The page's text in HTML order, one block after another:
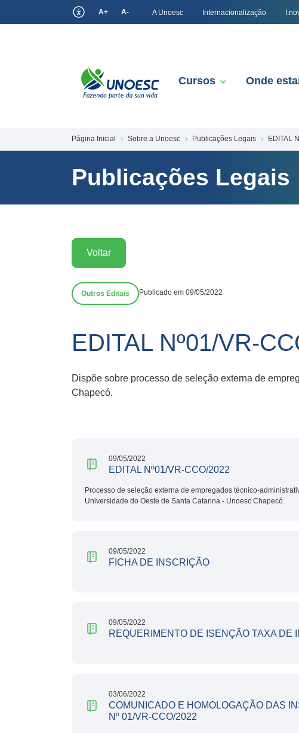
A+ A- A Unoesc Internacionalização
Cursos Onde
Página Inicial Sobre a Unoesc Publicações Legais EDITAL
Publicações Legais
Voltar
Outros Editais Publicado em 09/05/2022
EDITAL Nº01/VR-
Dispõe sobre processo de seleção externa de
Chapecó.
09/05/2022
EDITAL Nº01/VR-CCO/2022
Processo de seleção externa de empregados técnico-
Universidade do Oeste de Santa Catarina - Unoesc Chapecó.
09/05/2022
FICHA DE INSCRIÇÃO
09/05/2022
REQUERIMENTO DE ISENÇÃO TAXA DE
03/06/2022
COMUNICADO E HOMOLOGAÇÃO DAS
Nº 01/VR-CCO/2022